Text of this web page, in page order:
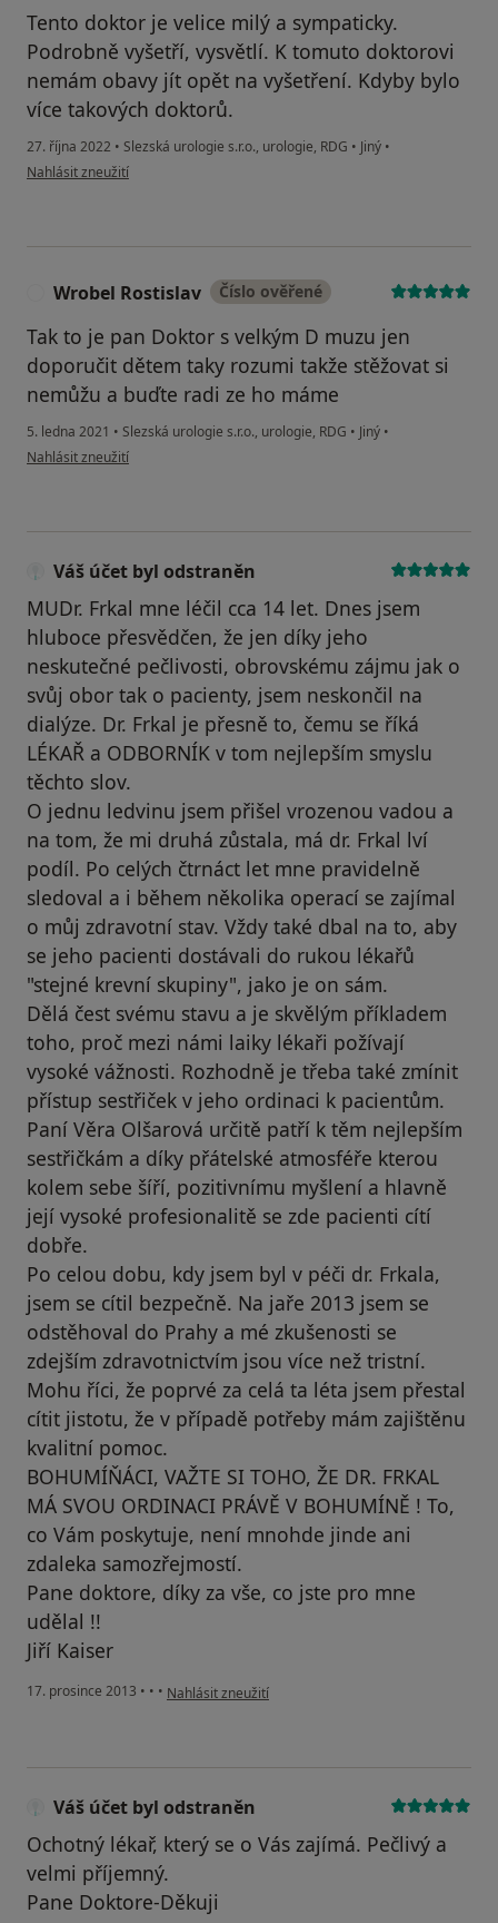
Tento doktor je velice milý a sympaticky.
Podrobně vyšetří, vysvětlí. K tomuto doktorovi
nemám obavy jít opět na vyšetření. Kdyby bylo
více takových doktorů.
27. října 2022 • Slezská urologie s.r.o., urologie, RDG • Jiný •
podle názoru uživatele Jiří H.
Nahlásit zneužití
Wrobel Rostislav Číslo ověřené
Tak to je pan Doktor s velkým D muzu jen
doporučit dětem taky rozumi takže stěžovat si
nemůžu a buďte radi ze ho máme
5. ledna 2021 • Slezská urologie s.r.o., urologie, RDG • Jiný •
podle názoru uživatele Wrobel Rostislav
Nahlásit zneužití
Váš účet byl odstraněn
MUDr. Frkal mne léčil cca 14 let. Dnes jsem
hluboce přesvědčen, že jen díky jeho
neskutečné pečlivosti, obrovskému zájmu jak o
svůj obor tak o pacienty, jsem neskončil na
dialýze. Dr. Frkal je přesně to, čemu se říká
LÉKAŘ a ODBORNÍK v tom nejlepším smyslu
těchto slov.
O jednu ledvinu jsem přišel vrozenou vadou a
na tom, že mi druhá zůstala, má dr. Frkal lví
podíl. Po celých čtrnáct let mne pravidelně
sledoval a i během několika operací se zajímal
o můj zdravotní stav. Vždy také dbal na to, aby
se jeho pacienti dostávali do rukou lékařů
"stejné krevní skupiny", jako je on sám.
Dělá čest svému stavu a je skvělým příkladem
toho, proč mezi námi laiky lékaři požívají
vysoké vážnosti. Rozhodně je třeba také zmínit
přístup sestřiček v jeho ordinaci k pacientům.
Paní Věra Olšarová určitě patří k těm nejlepším
sestřičkám a díky přátelské atmosféře kterou
kolem sebe šíří, pozitivnímu myšlení a hlavně
její vysoké profesionalitě se zde pacienti cítí
dobře.
Po celou dobu, kdy jsem byl v péči dr. Frkala,
jsem se cítil bezpečně. Na jaře 2013 jsem se
odstěhoval do Prahy a mé zkušenosti se
zdejším zdravotnictvím jsou více než tristní.
Mohu říci, že poprvé za celá ta léta jsem přestal
cítit jistotu, že v případě potřeby mám zajištěnu
kvalitní pomoc.
BOHUMÍŇÁCI, VAŽTE SI TOHO, ŽE DR. FRKAL
MÁ SVOU ORDINACI PRÁVĚ V BOHUMÍNĚ ! To,
co Vám poskytuje, není mnohde jinde ani
zdaleka samozřejmostí.
Pane doktore, díky za vše, co jste pro mne
udělal !!
Jiří Kaiser
17. prosince 2013 • • • podle názoru uživatele Váš účet byl odstraněn
Nahlásit zneužití
Váš účet byl odstraněn
Ochotný lékař, který se o Vás zajímá. Pečlivý a
velmi příjemný.
Pane Doktore-Děkuji